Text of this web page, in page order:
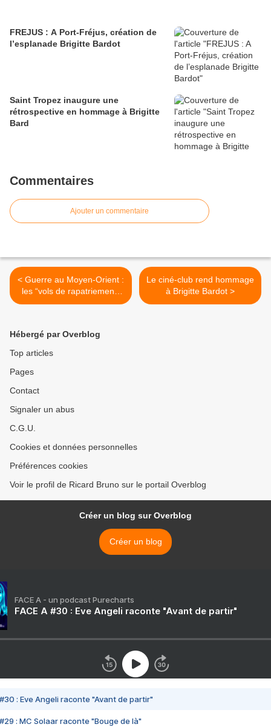
FREJUS : A Port-Fréjus, création de
l’esplanade Brigitte Bardot
Saint Tropez inaugure une
rétrospective en hommage à Brigitte
Bard
Commentaires
Ajouter un commentaire
< Guerre au Moyen-Orient :
les “vols de rapatriement”
français n’acceptent pas les
Le ciné-club rend hommage
à Brigitte Bardot >
Hébergé par Overblog
Top articles
Pages
Contact
Signaler un abus
C.G.U.
Cookies et données personnelles
Préférences cookies
Voir le profil de Ricard Bruno sur le portail Overblog
Créer un blog sur Overblog
Créer un blog
FACE A - un podcast Purecharts
FACE A #30 : Eve Angeli raconte "Avant de partir"
#30 : Eve Angeli raconte "Avant de partir"
#29 : MC Solaar raconte "Bouge de là"